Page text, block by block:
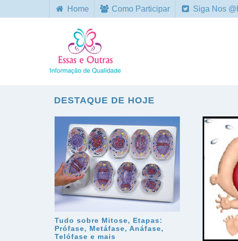
Home Como Participar Siga Nos
DESTAQUE DE HOJE
Tudo sobre Mitose, Etapas:
Prófase, Metáfase, Anáfase,
Telófase e mais